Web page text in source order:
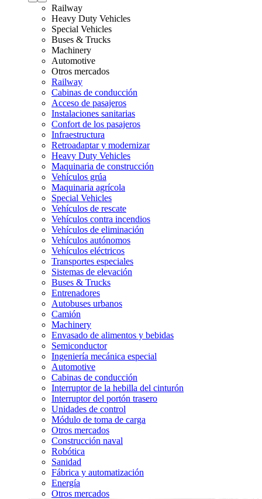
Railway
Heavy Duty Vehicles
Special Vehicles
Buses & Trucks
Machinery
Automotive
Otros mercados
Railway
Cabinas de conducción
Acceso de pasajeros
Instalaciones sanitarias
Confort de los pasajeros
Infraestructura
Retroadaptar y modernizar
Heavy Duty Vehicles
Maquinaria de construcción
Vehículos grúa
Maquinaria agrícola
Special Vehicles
Vehículos de rescate
Vehículos contra incendios
Vehículos de eliminación
Vehículos autónomos
Vehículos eléctricos
Transportes especiales
Sistemas de elevación
Buses & Trucks
Entrenadores
Autobuses urbanos
Camión
Machinery
Envasado de alimentos y bebidas
Semiconductor
Ingeniería mecánica especial
Automotive
Cabinas de conducción
Interruptor de la hebilla del cinturón
Interruptor del portón trasero
Unidades de control
Módulo de toma de carga
Otros mercados
Construcción naval
Robótica
Sanidad
Fábrica y automatización
Energía
Otros mercados